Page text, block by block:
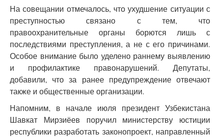
На совещании отмечалось, что ухудшение ситуации с
преступностью связано с тем, что
правоохранительные органы борются лишь с
последствиями преступления, а не с его причинами.
Особое внимание было уделено раннему выявлению
и профилактике правонарушений. Депутаты,
добавили, что за ранее предупреждение отвечают
также и общественные организации.
Напомним, в начале июля президент Узбекистана
Шавкат Мирзиёев поручил министерству юстиции
республики разработать законопроект, направленный